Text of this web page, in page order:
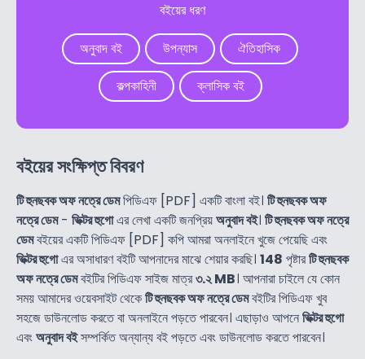
বইয়ের ধরণ
অনুবাদ বই উপন্যাস
ঐতিহাসিক
কল্পকাহিনী
ক্লাসিক বই
বইয়ের সংক্ষিপ্ত বিবরণ
টি হুনছবক অফ নত্রে ডেমপিডিএফ [PDF] একটি বাংলা বই। টি হুনছবক অফ
নত্রে ডেম- ভিক্টর হুগোএর লেখা একটি জনপ্রিয়অনুবাদ বই। টি হুনছবক অফ নত্রে
ডেমবইয়ের একটি পিডিএফ [PDF] কপি আমরা অনলাইনে খুজে পেয়েছি এবং
ভিক্টর হুগোএর অসাধারণ বইটি আপনাদের মাঝে শেয়ার করছি। 148 পৃষ্টারটি হুনছবক
অফ নত্রে ডেমবইটির পিডিএফ সাইজ মাত্র৩.২ MB। আপনারা চাইলে যে কোন
সময় আমাদের ওয়েবসাইট থেকেটি হুনছবক অফ নত্রে ডেমবইটির পিডিএফ খুব
সহজে ডাউনলোড করতে বা অনলাইনে পড়তে পারবেন। এছাড়াও আপনেভিক্টর হুগো
এবংঅনুবাদ বইসম্পর্কিত অন্যান্য বই পড়তে এবং ডাউনলোড করতে পারবেন।